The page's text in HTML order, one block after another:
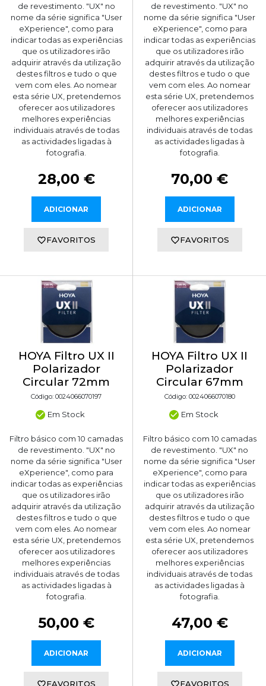
de revestimento. "UX" no
nome da série significa "User
eXperience", como para
indicar todas as experiências
que os utilizadores irão
adquirir através da utilização
destes filtros e tudo o que
vem com eles. Ao nomear
esta série UX, pretendemos
oferecer aos utilizadores
melhores experiências
individuais através de todas
as actividades ligadas à
fotografia.
28,00 €
ADICIONAR
FAVORITOS
de revestimento. "UX" no
nome da série significa "User
eXperience", como para
indicar todas as experiências
que os utilizadores irão
adquirir através da utilização
destes filtros e tudo o que
vem com eles. Ao nomear
esta série UX, pretendemos
oferecer aos utilizadores
melhores experiências
individuais através de todas
as actividades ligadas à
fotografia.
70,00 €
ADICIONAR
FAVORITOS
HOYA Filtro UX II
Polarizador
Circular 72mm
Código: 0024066070197
Em Stock
Filtro básico com 10 camadas
de revestimento. "UX" no
nome da série significa "User
eXperience", como para
indicar todas as experiências
que os utilizadores irão
adquirir através da utilização
destes filtros e tudo o que
vem com eles. Ao nomear
esta série UX, pretendemos
oferecer aos utilizadores
melhores experiências
individuais através de todas
as actividades ligadas à
fotografia.
50,00 €
ADICIONAR
FAVORITOS
HOYA Filtro UX II
Polarizador
Circular 67mm
Código: 0024066070180
Em Stock
Filtro básico com 10 camadas
de revestimento. "UX" no
nome da série significa "User
eXperience", como para
indicar todas as experiências
que os utilizadores irão
adquirir através da utilização
destes filtros e tudo o que
vem com eles. Ao nomear
esta série UX, pretendemos
oferecer aos utilizadores
melhores experiências
individuais através de todas
as actividades ligadas à
fotografia.
47,00 €
ADICIONAR
FAVORITOS